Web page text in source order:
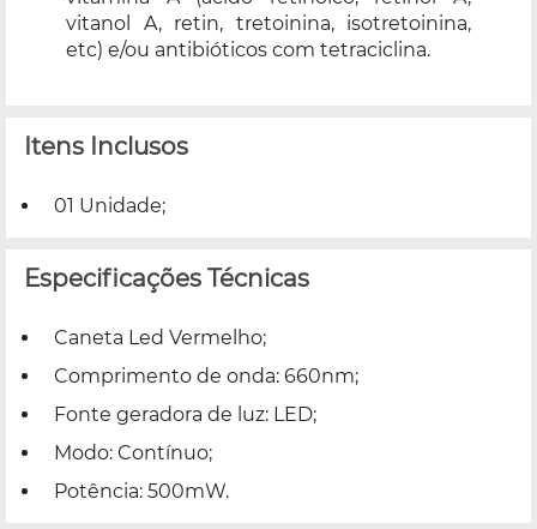
vitanol A, retin, tretoinina, isotretoinina,
etc) e/ou antibióticos com tetraciclina.
Itens Inclusos
01 Unidade;
Especificações Técnicas
Caneta Led Vermelho;
Comprimento de onda: 660nm;
Fonte geradora de luz: LED;
Modo: Contínuo;
Potência: 500mW.